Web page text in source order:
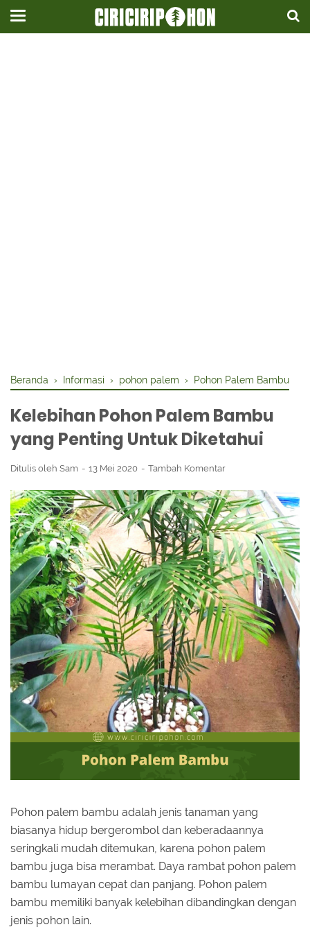
Beranda › Informasi › pohon palem › Pohon Palem Bambu
Kelebihan Pohon Palem Bambu
yang Penting Untuk Diketahui
Ditulis oleh Sam 13 Mei 2020 Tambah Komentar
Pohon palem bambu adalah jenis tanaman yang
biasanya hidup bergerombol dan keberadaannya
seringkali mudah ditemukan, karena pohon palem
bambu juga bisa merambat. Daya rambat pohon palem
bambu lumayan cepat dan panjang. Pohon palem
bambu memiliki banyak kelebihan dibandingkan dengan
jenis pohon lain.